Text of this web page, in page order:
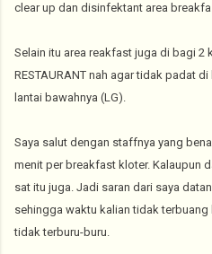
clear up dan disinfektant area
Selain itu area reakfast juga di bagi 2
RESTAURANT nah agar tidak padat
lantai bawahnya (LG).
Saya salut dengan staffnya yang
menit per breakfast kloter. Kalaupun
sat itu juga. Jadi saran dari saya
sehingga waktu kalian tidak
tidak terburu-buru.